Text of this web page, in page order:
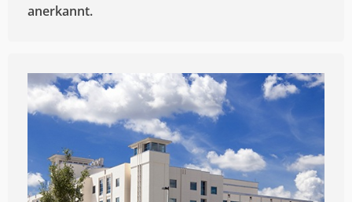
anerkannt.